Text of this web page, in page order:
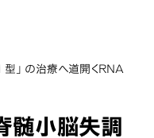
」の治療へ道開くRNA
髄小脳失調